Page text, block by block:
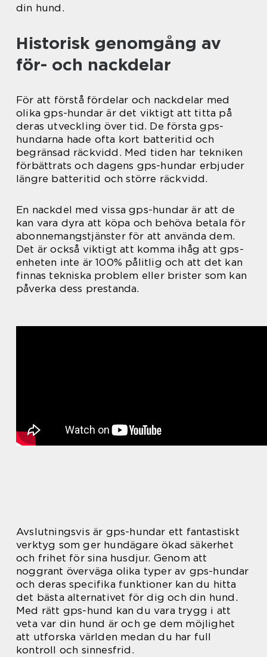
din hund.
Historisk genomgång av
för- och nackdelar
För att förstå fördelar och nackdelar med
olika gps-hundar är det viktigt att titta på
deras utveckling över tid. De första gps-
hundarna hade ofta kort batteritid och
begränsad räckvidd. Med tiden har tekniken
förbättrats och dagens gps-hundar erbjuder
längre batteritid och större räckvidd.
En nackdel med vissa gps-hundar är att de
kan vara dyra att köpa och behöva betala för
abonnemangstjänster för att använda dem.
Det är också viktigt att komma ihåg att gps-
enheten inte är 100% pålitlig och att det kan
finnas tekniska problem eller brister som kan
påverka dess prestanda.
Avslutningsvis är gps-hundar ett fantastiskt
verktyg som ger hundägare ökad säkerhet
och frihet för sina husdjur. Genom att
noggrant överväga olika typer av gps-hundar
och deras specifika funktioner kan du hitta
det bästa alternativet för dig och din hund.
Med rätt gps-hund kan du vara trygg i att
veta var din hund är och ge dem möjlighet
att utforska världen medan du har full
kontroll och sinnesfrid.